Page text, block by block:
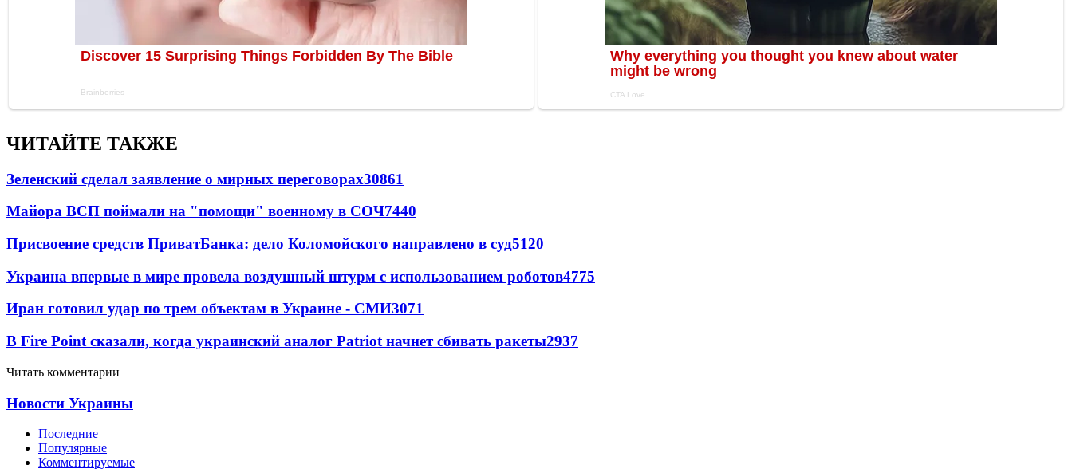
ЧИТАЙТЕ ТАКЖЕ
Зеленский сделал заявление о мирных переговорах30861
Майора ВСП поймали на "помощи" военному в СОЧ7440
Присвоение средств ПриватБанка: дело Коломойского направлено в суд5120
Украина впервые в мире провела воздушный штурм с использованием роботов4775
Иран готовил удар по трем объектам в Украине - СМИ3071
В Fire Point сказали, когда украинский аналог Patriot начнет сбивать ракеты2937
Читать комментарии
Новости Украины
Последние
Популярные
Комментируемые